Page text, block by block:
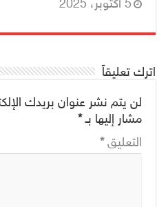
5 أكتوبر، 2025
اترك تعليقاً
لن يتم نشر عنوان بريدك
مشار إليها بـ*
التعليق*